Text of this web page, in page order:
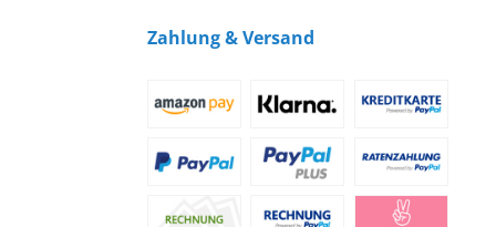
Zahlung & Versand